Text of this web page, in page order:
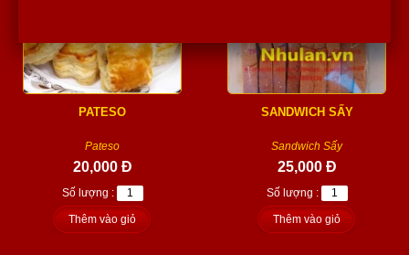
PATESO
Pateso
20,000 Đ
Số lượng :
Thêm vào giỏ
SANDWICH SẤY
Sandwich Sấy
25,000 Đ
Số lượng :
Thêm vào giỏ